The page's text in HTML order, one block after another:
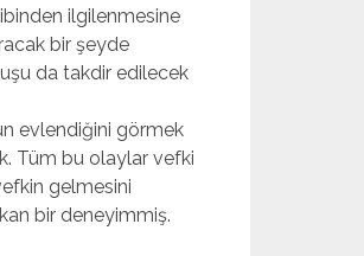
ilgilenmesine
bir şeyde
da takdir edilecek
evlendiğini görmek
Tüm bu olaylar vefki
gelmesini
bir deneyimmiş.